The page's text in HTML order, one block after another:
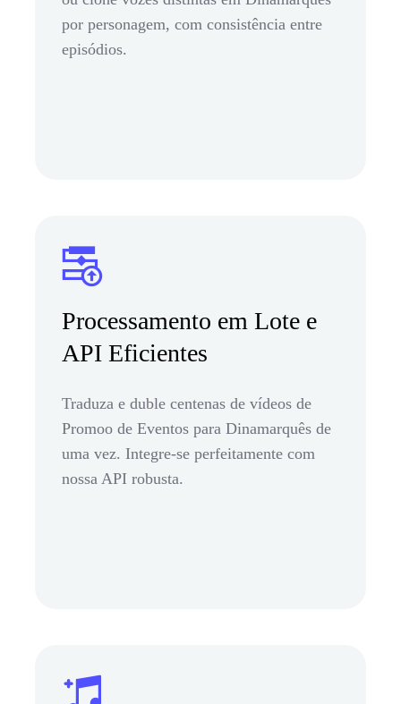
por personagem, com consistência entre
episódios.
Processamento em Lote e
API Eficientes
Traduza e duble centenas de vídeos de
Promoo de Eventos para Dinamarquês de
uma vez. Integre-se perfeitamente com
nossa API robusta.